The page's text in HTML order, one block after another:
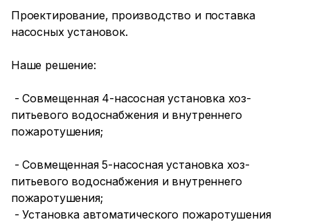
Проектирование, производство и поставка
насосных установок.
Наше решение:
- Совмещенная 4-насосная установка хоз-
питьевого водоснабжения и внутреннего
пожаротушения;
- Совмещенная 5-насосная установка хоз-
питьевого водоснабжения и внутреннего
пожаротушения;
- Установка автоматического пожаротушения